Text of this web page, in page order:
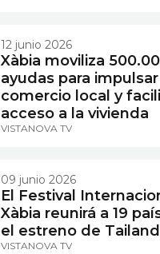
12 junio 2026
Xàbia moviliza
ayudas para impulsar
comercio local y
acceso a la vivienda
VISTANOVA TV
09 junio 2026
El Festival
Xàbia reunirá a 19
el estreno de
VISTANOVA TV